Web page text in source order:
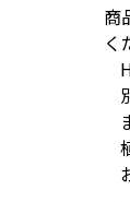
商
く